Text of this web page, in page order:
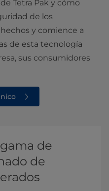
Tetra Pak y cómo
de los
y comience a
de esta tecnología
sus consumidores
de
de